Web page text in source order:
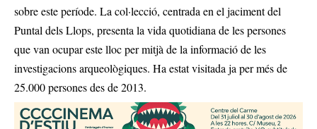
sobre este període. La col·lecció, centrada en el jaciment del
Puntal dels Llops, presenta la vida quotidiana de les persones
que van ocupar este lloc per mitjà de la informació de les
investigacions arqueològiques. Ha estat visitada ja per més de
25.000 persones des de 2013.